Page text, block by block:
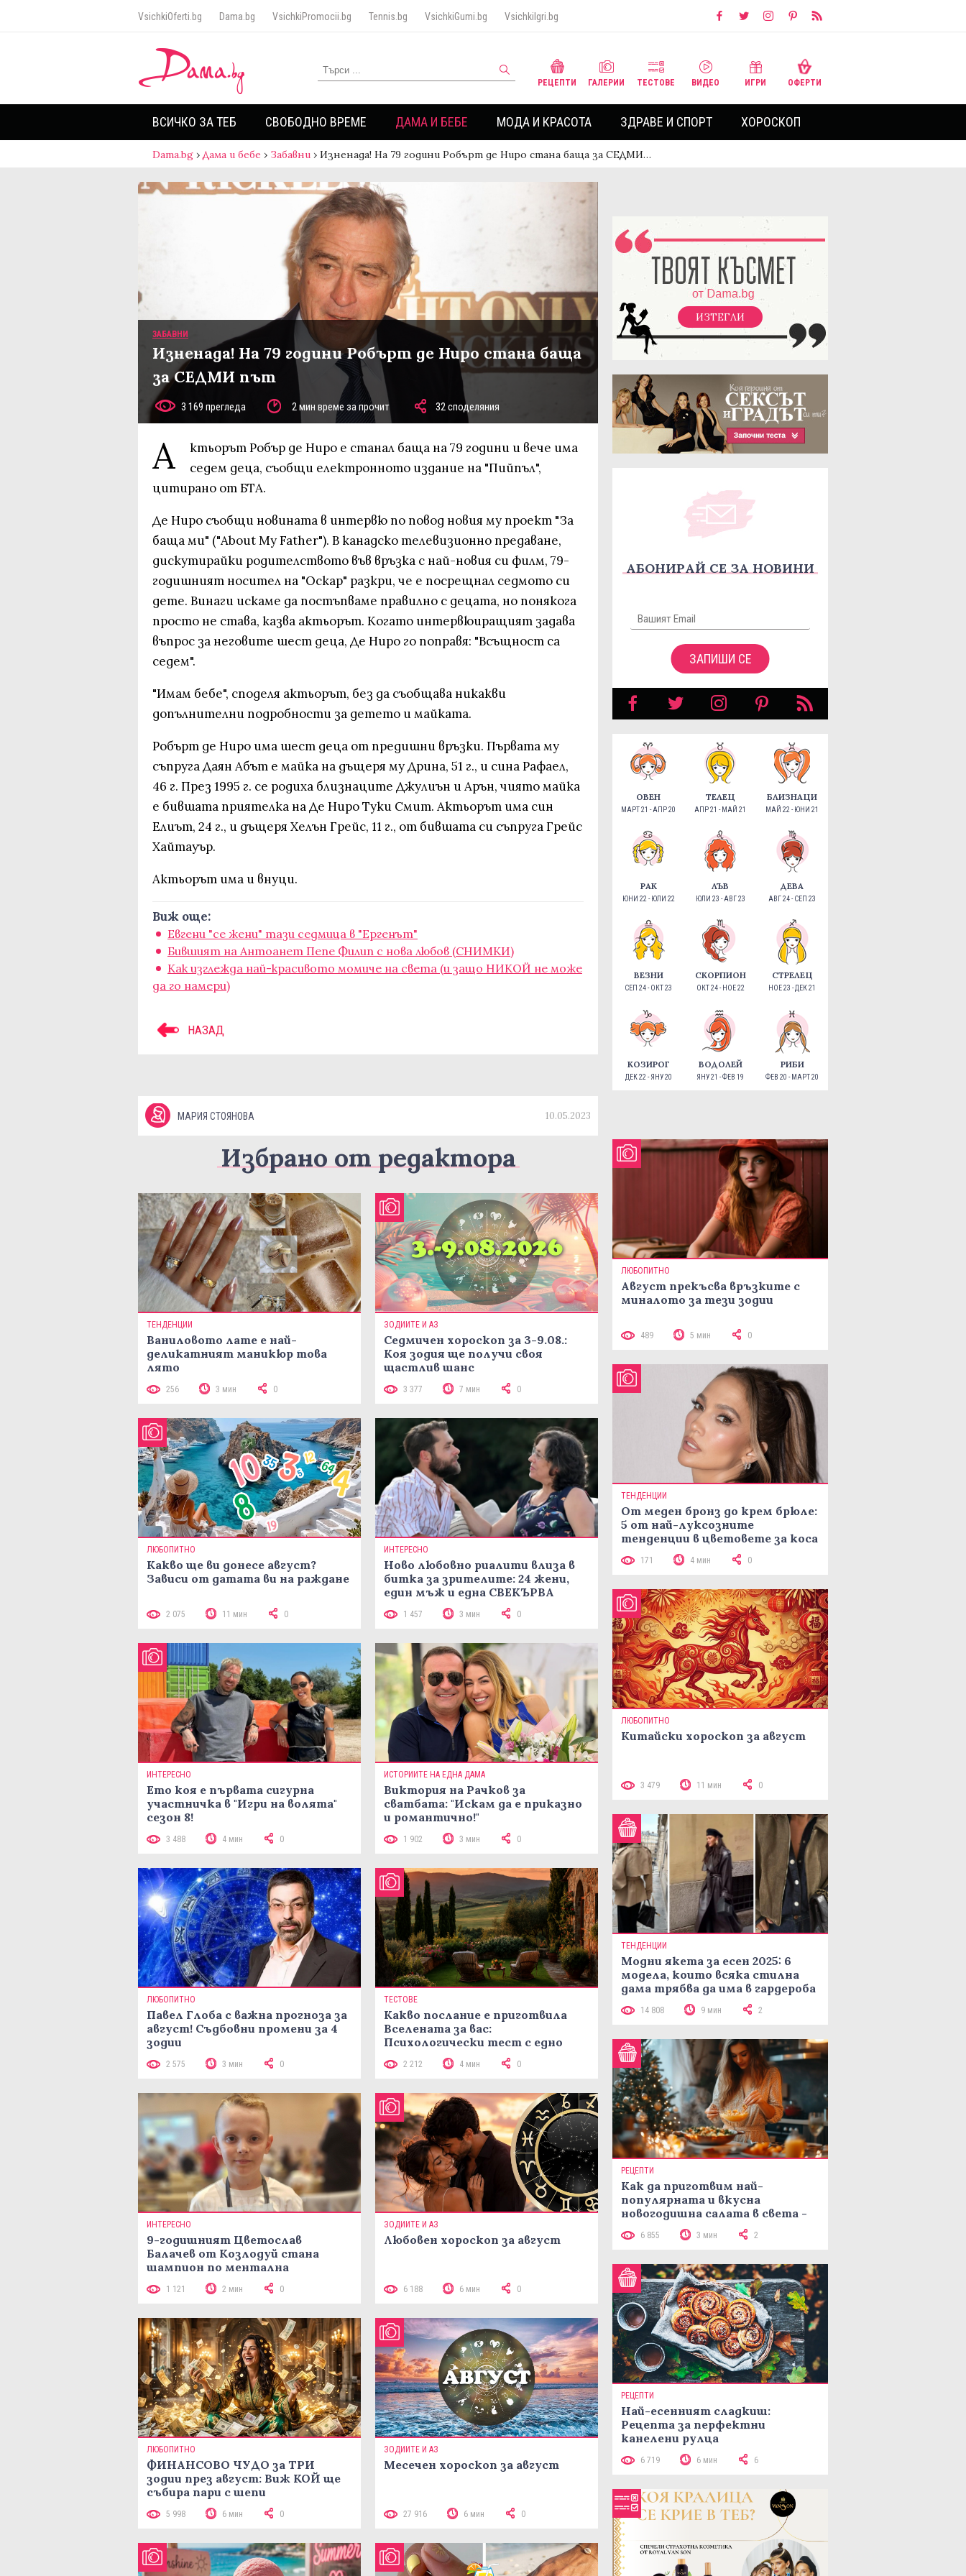
VsichkiOferti.bg Dama.bg VsichkiPromocii.bg Tennis.bg VsichkiGumi.bg VsichkiIgri.bg
РЕЦЕПТИ ГАЛЕРИИ ТЕСТОВЕ ВИДЕО ИГРИ ОФЕРТИ
ВСИЧКО ЗА ТЕБ СВОБОДНО ВРЕМЕ ДАМА И БЕБЕ МОДА И КРАСОТА ЗДРАВЕ И СПОРТ ХОРОСКОП
Dama.bg ›Дама и бебе › Забавни › Изненада! На 79 години Робърт де Ниро стана баща за СЕДМИ…
ЗАБАВНИ
Изненада! На 79 години Робърт де Ниро стана баща
за СЕДМИ път
3 169 прегледа 2 мин време за прочит 32 споделяния
А
ктьорът Робър де Ниро е станал баща на 79 години и вече има
седем деца, съобщи електронното издание на "Пийпъл",
цитирано от БТА.
Де Ниро съобщи новината в интервю по повод новия му проект "За
баща ми" ("About My Father"). В канадско телевизионно предаване,
дискутирайки родителството във връзка с най-новия си филм, 79-
годишният носител на "Оскар" разкри, че е посрещнал седмото си
дете. Винаги искаме да постъпваме правилно с децата, но понякога
просто не става, казва актьорът. Когато интервюиращият задава
въпрос за неговите шест деца, Де Ниро го поправя: "Всъщност са
седем".
"Имам бебе", споделя актьорът, без да съобщава никакви
допълнителни подробности за детето и майката.
Робърт де Ниро има шест деца от предишни връзки. Първата му
съпруга Даян Абът е майка на дъщеря му Дрина, 51 г., и сина Рафаел,
46 г. През 1995 г. се родиха близнаците Джулиън и Арън, чиято майка
е бившата приятелка на Де Ниро Туки Смит. Актьорът има син
Елиът, 24 г., и дъщеря Хелън Грейс, 11 г., от бившата си съпруга Грейс
Хайтауър.
Актьорът има и внуци.
Виж още:
Евгени "се жени" тази седмица в "Ергенът"
Бившият на Антоанет Пепе Филип с нова любов (СНИМКИ)
Kак изглежда най-красивото момиче на света (и защо НИКОЙ не може
да го намери)
НАЗАД
МАРИЯ СТОЯНОВА 10.05.2023
Избрано от редактора
ТЕНДЕНЦИИ
Ваниловото лате е най-
деликатният маникюр това
лято
256 3 мин 0
ЗОДИИТЕ И АЗ
Седмичен хороскоп за 3-9.08.:
Коя зодия ще получи своя
щастлив шанс
3 377 7 мин 0
ЛЮБОПИТНО
Какво ще ви донесе август?
Зависи от датата ви на ражданe
2 075 11 мин 0
ИНТЕРЕСНО
Ново любовно риалити влиза в
битка за зрителите: 24 жени,
един мъж и една СВЕКЪРВА
1 457 3 мин 0
ИНТЕРЕСНО
Ето коя е първата сигурна
участничка в "Игри на волята"
сезон 8!
3 488 4 мин 0
ИСТОРИИТЕ НА ЕДНА ДАМА
Виктория на Рачков за
сватбата: "Искам да е приказно
и романтично!"
1 902 3 мин 0
ЛЮБОПИТНО
Павел Глоба с важна прогноза за
август! Съдбовни промени за 4
зодии
2 575 3 мин 0
ТЕСТОВЕ
Какво послание е приготвила
Вселената за вас:
Психологически тест с едно
2 212 4 мин 0
ИНТЕРЕСНО
9-годишният Цветослав
Балачев от Козлодуй стана
шампион по ментална
аритметика с 320 задачи за 10
минути
1 121 2 мин 0
ЗОДИИТЕ И АЗ
Любовен хороскоп за август
6 188 6 мин 0
ЛЮБОПИТНО
ФИНАНСОВО ЧУДО за ТРИ
зодии през август: Виж КОЙ ще
събира пари с шепи
5 998 6 мин 0
ЗОДИИТЕ И АЗ
Месечен хороскоп за август
27 916 6 мин 0
ИЗТЕГЛИ
АБОНИРАЙ СЕ ЗА НОВИНИ
ЗАПИШИ СЕ
ОВЕН
МАРТ 21 - АПР 20
ТЕЛЕЦ
АПР 21 - МАЙ 21
БЛИЗНАЦИ
МАЙ 22 - ЮНИ 21
РАК
ЮНИ 22 - ЮЛИ 22
ЛЪВ
ЮЛИ 23 - АВГ 23
ДЕВА
АВГ 24 - СЕП 23
ВЕЗНИ
СЕП 24 - ОКТ 23
СКОРПИОН
ОКТ 24 - НОЕ 22
СТРЕЛЕЦ
НОЕ 23 - ДЕК 21
КОЗИРОГ
ДЕК 22 - ЯНУ 20
ВОДОЛЕЙ
ЯНУ 21 - ФЕВ 19
РИБИ
ФЕВ 20 - МАРТ 20
ЛЮБОПИТНО
Август прекъсва връзките с
миналото за тези зодии
489 5 мин 0
ТЕНДЕНЦИИ
От меден бронз до крем брюле:
5 от най-луксозните
тенденции в цветовете за коса
в края на лятото
171 4 мин 0
ЛЮБОПИТНО
Китайски хороскоп за август
3 479 11 мин 0
ТЕНДЕНЦИИ
Модни якета за есен 2025: 6
модела, които всяка стилна
дама трябва да има в гардероба
14 808 9 мин 2
РЕЦЕПТИ
Как да приготвим най-
популярната и вкусна
новогодишна салата в света -
рецепта Мимоза
6 855 3 мин 2
РЕЦЕПТИ
Най-есенният сладкиш:
Рецепта за перфектни
канелени рулца
6 719 6 мин 6